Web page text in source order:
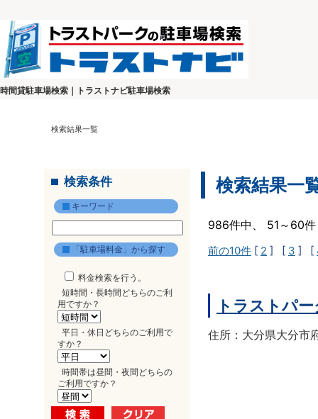
時間貸駐車場検索｜トラストナビ駐車場検索
検索結果一覧
検索条件
キーワード
「駐車場料金」から探す
料金検索を行う。
短時間・長時間どちらのご利
用ですか？
平日・休日どちらのご利用で
すか？
時間帯は昼間・夜間どちらの
ご利用ですか？
検索結果一
986件中、 51～60
前の10件 [ 2 ] [ 3 ] [
トラストパ
住所：大分県大分市